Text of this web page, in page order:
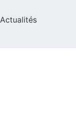
Actualités